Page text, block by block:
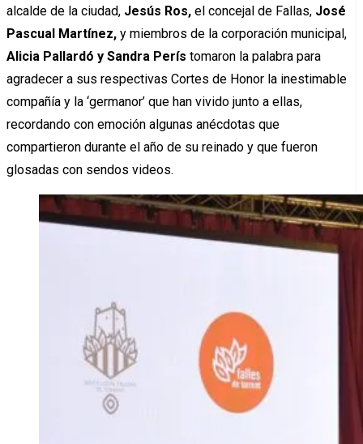
alcalde de la ciudad, Jesús Ros, el concejal de Fallas, José
Pascual Martínez, y miembros de la corporación municipal,
Alicia Pallardó y Sandra Perís tomaron la palabra para
agradecer a sus respectivas Cortes de Honor la inestimable
compañía y la ‘germanor’ que han vivido junto a ellas,
recordando con emoción algunas anécdotas que
compartieron durante el año de su reinado y que fueron
glosadas con sendos videos.